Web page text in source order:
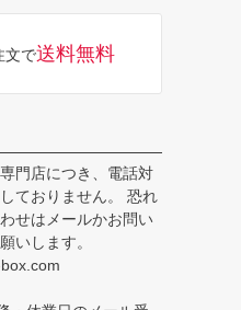
文で送料無料
門店につき、電話対
ておりません。 恐れ
せはメールかお問い
いします。